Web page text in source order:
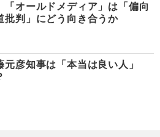
オールドメディア」は「偏向
批判」にどう向き合うか
元彦知事は「本当は良い人」